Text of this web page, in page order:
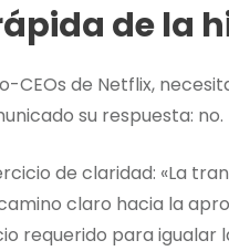
de la
CEOs de Netflix,
su respuesta: no.
de claridad: «La
claro hacia la
requerido para